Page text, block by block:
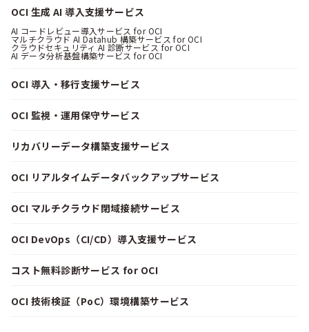
OCI 生成 AI 導入支援サービス
AI コードレビュー導入サービス for OCI
マルチクラウド AI Datahub 構築サービス for OCI
クラウドセキュリティ AI 診断サービス for OCI
AI データ分析基盤構築サービス for OCI
OCI 導入・移行支援サービス
OCI 監視・運用保守サービス
リカバリーデータ構築支援サービス
OCI リアルタイムデータバックアップサービス
OCI マルチクラウド閉域接続サービス
OCI DevOps（CI/CD）導入支援サービス
コスト無料診断サービス for OCI
OCI 技術検証（PoC）環境構築サービス